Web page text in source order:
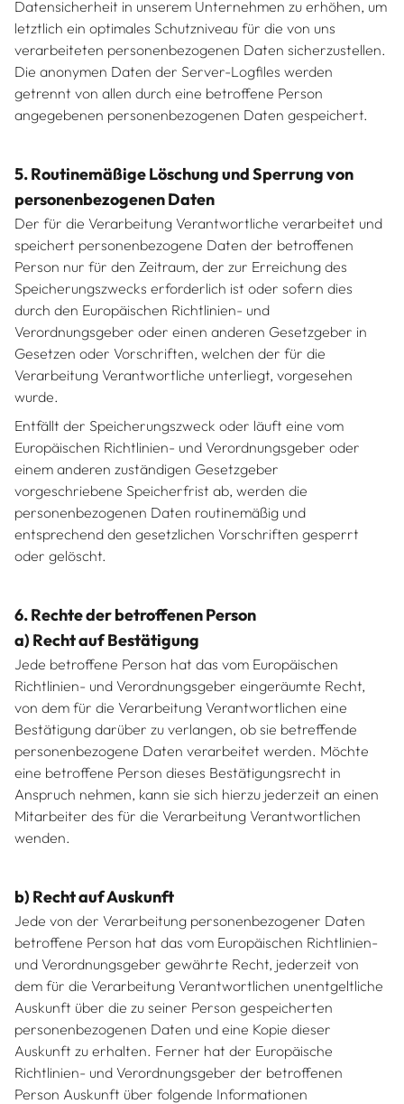
Datensicherheit in unserem Unternehmen zu erhöhen, um
letztlich ein optimales Schutzniveau für die von uns
verarbeiteten personenbezogenen Daten sicherzustellen.
Die anonymen Daten der Server-Logfiles werden
getrennt von allen durch eine betroffene Person
angegebenen personenbezogenen Daten gespeichert.
5. Routinemäßige Löschung und Sperrung von
personenbezogenen Daten
Der für die Verarbeitung Verantwortliche verarbeitet und
speichert personenbezogene Daten der betroffenen
Person nur für den Zeitraum, der zur Erreichung des
Speicherungszwecks erforderlich ist oder sofern dies
durch den Europäischen Richtlinien- und
Verordnungsgeber oder einen anderen Gesetzgeber in
Gesetzen oder Vorschriften, welchen der für die
Verarbeitung Verantwortliche unterliegt, vorgesehen
wurde.
Entfällt der Speicherungszweck oder läuft eine vom
Europäischen Richtlinien- und Verordnungsgeber oder
einem anderen zuständigen Gesetzgeber
vorgeschriebene Speicherfrist ab, werden die
personenbezogenen Daten routinemäßig und
entsprechend den gesetzlichen Vorschriften gesperrt
oder gelöscht.
6. Rechte der betroffenen Person
a) Recht auf Bestätigung
Jede betroffene Person hat das vom Europäischen
Richtlinien- und Verordnungsgeber eingeräumte Recht,
von dem für die Verarbeitung Verantwortlichen eine
Bestätigung darüber zu verlangen, ob sie betreffende
personenbezogene Daten verarbeitet werden. Möchte
eine betroffene Person dieses Bestätigungsrecht in
Anspruch nehmen, kann sie sich hierzu jederzeit an einen
Mitarbeiter des für die Verarbeitung Verantwortlichen
wenden.
b) Recht auf Auskunft
Jede von der Verarbeitung personenbezogener Daten
betroffene Person hat das vom Europäischen Richtlinien-
und Verordnungsgeber gewährte Recht, jederzeit von
dem für die Verarbeitung Verantwortlichen unentgeltliche
Auskunft über die zu seiner Person gespeicherten
personenbezogenen Daten und eine Kopie dieser
Auskunft zu erhalten. Ferner hat der Europäische
Richtlinien- und Verordnungsgeber der betroffenen
Person Auskunft über folgende Informationen